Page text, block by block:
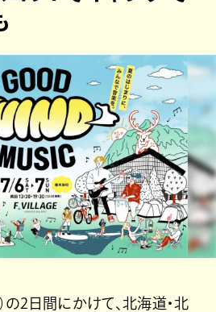
の2日間にかけて、北海道・北